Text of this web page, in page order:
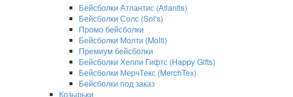
Бейсболки Атлантис (Atlantis)
Бейсболки Солс (Sol's)
Промо бейсболки
Бейсболки Молти (Molti)
Премиум бейсболки
Бейсболки Хеппи Гифтс (Happy Gifts)
Бейсболки МерчТекс (MerchTex)
Бейсболки под заказ
Козырьки